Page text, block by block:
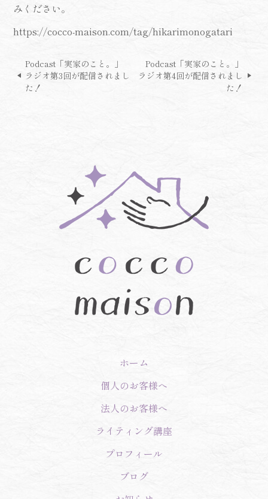
みください。
https://cocco-maison.com/tag/hikarimonogatari
Podcast「実家のこと。」
ラジオ第3回が配信されまし
た！
Podcast「実家のこと。」
ラジオ第4回が配信されまし
た！
ホーム
個人のお客様へ
法人のお客様へ
ライティング講座
プロフィール
ブログ